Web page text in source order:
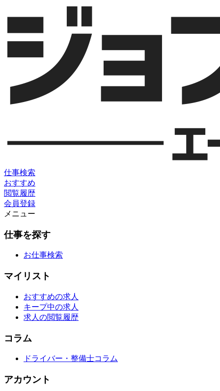
仕事検索
おすすめ
閲覧履歴
会員登録
メニュー
仕事を探す
お仕事検索
マイリスト
おすすめの求人
キープ中の求人
求人の閲覧履歴
コラム
ドライバー・整備士コラム
アカウント